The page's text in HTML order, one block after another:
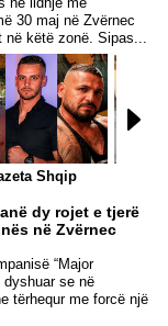
30 maj në Zvërnec
në këtë zonë. Sipas...
Shqip
dy rojet e tjerë
në Zvërnec
“Major
dyshuar se në
tërhequr me forcë një